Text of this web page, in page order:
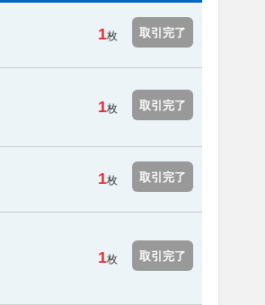
1枚 取引完了
1枚 取引完了
1枚 取引完了
1枚 取引完了